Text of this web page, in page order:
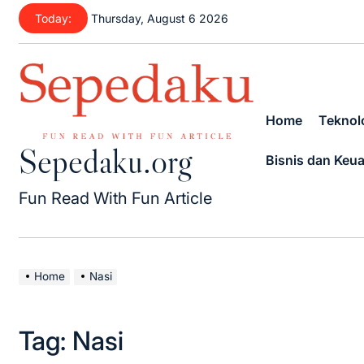
Skip
content
Today: Thursday, August 6 2026
Sepedaku.org
Fun Read With Fun Article
Home
Bisnis dan
Home Nasi
Tag: Nasi